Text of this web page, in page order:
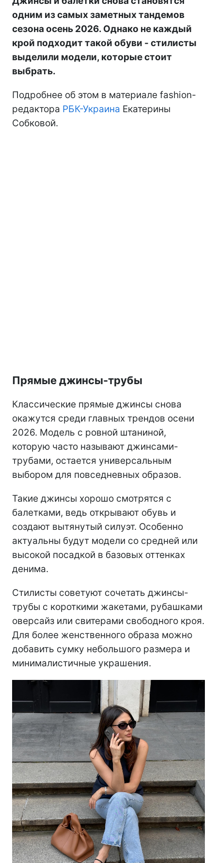
одним из самых заметных тандемов
сезона осень 2026. Однако не каждый
крой подходит такой обуви - стилисты
выделили модели, которые стоит
выбрать.
Подробнее об этом в материале fashion-
редактора РБК-Украина Екатерины
Собковой.
Прямые джинсы-трубы
Классические прямые джинсы снова
окажутся среди главных трендов осени
2026. Модель с ровной штаниной,
которую часто называют джинсами-
трубами, остается универсальным
выбором для повседневных образов.
Такие джинсы хорошо смотрятся с
балетками, ведь открывают обувь и
создают вытянутый силуэт. Особенно
актуальны будут модели со средней или
высокой посадкой в базовых оттенках
денима.
Стилисты советуют сочетать джинсы-
трубы с короткими жакетами, рубашками
оверсайз или свитерами свободного кроя.
Для более женственного образа можно
добавить сумку небольшого размера и
минималистичные украшения.